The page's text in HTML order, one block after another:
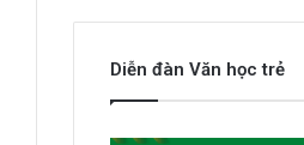
Diễn đàn Văn học trẻ